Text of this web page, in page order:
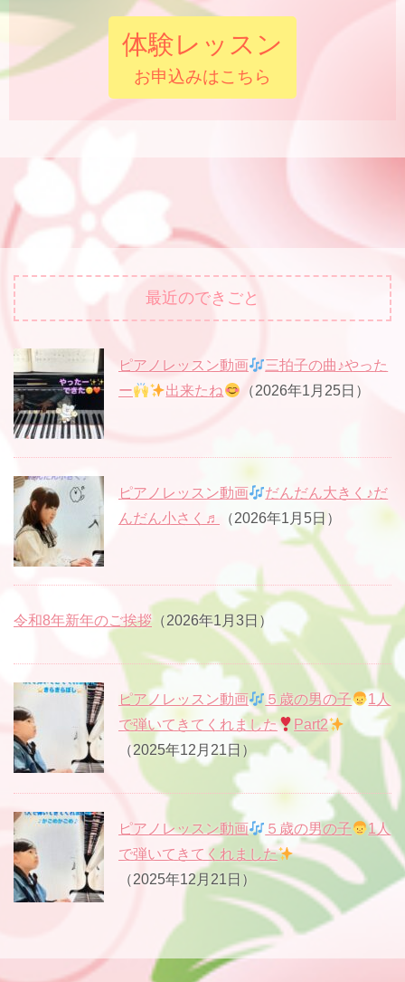
体験レッスン
お申込みはこちら
最近のできごと
ピアノレッスン動画
三拍子の曲♪やった
ー
出来たね （2026年1月25日）
ピアノレッスン動画
だんだん大きく♪だ
んだん小さく♬
（2026年1月5日）
令和8年新年のご挨拶（2026年1月3日）
ピアノレッスン動画 ５歳の男の子
1人
で弾いてきてくれました
Part2
（2025年12月21日）
ピアノレッスン動画 ５歳の男の子
1人
で弾いてきてくれました
（2025年12月21日）